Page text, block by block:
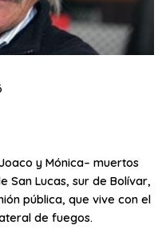
y Mónica– muertos
San Lucas, sur de Bolívar,
pública, que vive con el
de fuegos.